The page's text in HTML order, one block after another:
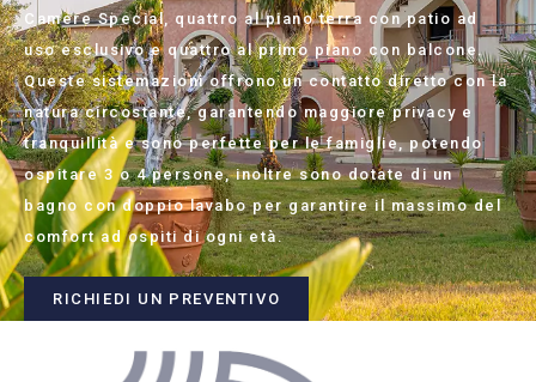
Camere Special, quattro al piano terra con patio ad
uso esclusivo e quattro al primo piano con balcone.
Queste sistemazioni offrono un contatto diretto con la
natura circostante, garantendo maggiore privacy e
tranquillità e sono perfette per le famiglie, potendo
ospitare 3 o 4 persone, inoltre sono dotate di un
bagno con doppio lavabo per garantire il massimo del
comfort ad ospiti di ogni età.
RICHIEDI UN PREVENTIVO